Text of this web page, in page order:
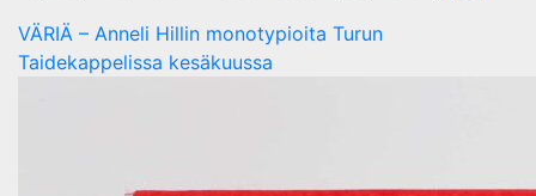
VÄRIÄ – Anneli Hillin monotypioita Turun
Taidekappelissa kesäkuussa